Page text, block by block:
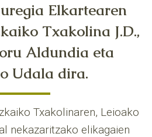
Elkartearen
Txakolina J.D.,
Aldundia eta
Udala dira.
Txakolinaren, Leioako
nekazaritzako elikagaien